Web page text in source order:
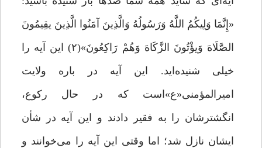
«إِنَّمَا وَلِیکُمُ اللَّهُ وَرَسُولُهُ وَالَّذِینَ آمَنُوا الَّذِینَ یقِیمُونَ
الصَّلَاهَ وَیؤْتُونَ الزَّکَاهَ وَهُمْ رَاکِعُونَ»(۲) این آیه را
خیلى شنیده‌اید. این آیه در باره ولایت
امیرالمؤمنی«ع»‌است که در حال رکوع،
انگشترشان را به فقیر دادند و این آیه در شأن
ایشان نازل شد؛ اما وقتی این آیه را مى‌‌خوانند و